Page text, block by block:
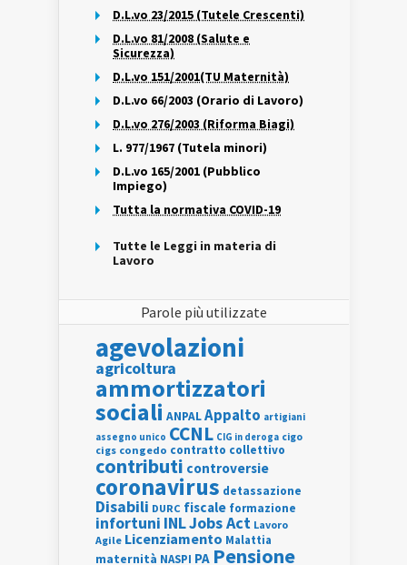
D.L.vo 23/2015 (Tutele Crescenti)
D.L.vo 81/2008 (Salute e
Sicurezza)
D.L.vo 151/2001(TU Maternità)
D.L.vo 66/2003 (Orario di Lavoro)
D.L.vo 276/2003 (Riforma Biagi)
L. 977/1967 (Tutela minori)
D.L.vo 165/2001 (Pubblico
Impiego)
Tutta la normativa COVID-19
Tutte le Leggi in materia di
Lavoro
Parole più utilizzate
agevolazioni
agricoltura
ammortizzatori
sociali ANPALAppalto artigiani
assegno unico CCNL CIG in deroga cigo
cigs congedo contratto collettivo
contributi controversie
coronavirus detassazione
Disabili DURC fiscale formazione
infortuni INLJobs Act Lavoro
Agile Licenziamento Malattia
maternità NASPI PA Pensione